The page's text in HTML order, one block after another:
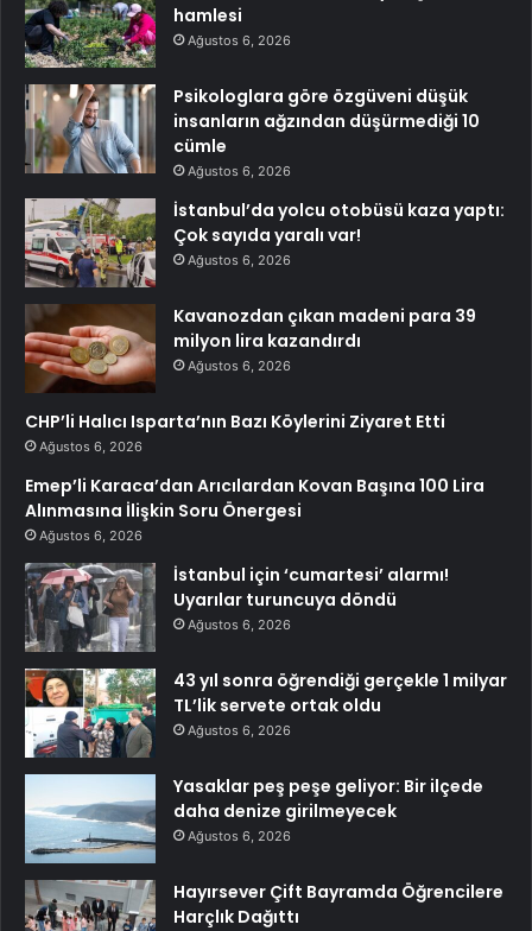
hamlesi
Ağustos 6, 2026
Psikologlara göre özgüveni düşük
insanların ağzından düşürmediği 10
cümle
Ağustos 6, 2026
İstanbul’da yolcu otobüsü kaza yaptı:
Çok sayıda yaralı var!
Ağustos 6, 2026
Kavanozdan çıkan madeni para 39
milyon lira kazandırdı
Ağustos 6, 2026
CHP’li Halıcı Isparta’nın Bazı Köylerini Ziyaret Etti
Ağustos 6, 2026
Emep’li Karaca’dan Arıcılardan Kovan Başına 100 Lira
Alınmasına İlişkin Soru Önergesi
Ağustos 6, 2026
İstanbul için ‘cumartesi’ alarmı!
Uyarılar turuncuya döndü
Ağustos 6, 2026
43 yıl sonra öğrendiği gerçekle 1 milyar
TL’lik servete ortak oldu
Ağustos 6, 2026
Yasaklar peş peşe geliyor: Bir ilçede
daha denize girilmeyecek
Ağustos 6, 2026
Hayırsever Çift Bayramda Öğrencilere
Harçlık Dağıttı